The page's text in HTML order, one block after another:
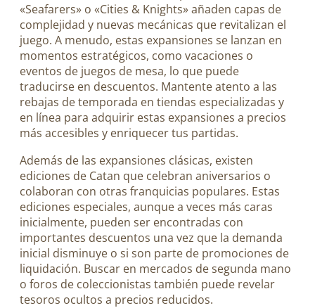
«Seafarers» o «Cities & Knights» añaden capas de
complejidad y nuevas mecánicas que revitalizan el
juego. A menudo, estas expansiones se lanzan en
momentos estratégicos, como vacaciones o
eventos de juegos de mesa, lo que puede
traducirse en descuentos. Mantente atento a las
rebajas de temporada en tiendas especializadas y
en línea para adquirir estas expansiones a precios
más accesibles y enriquecer tus partidas.
Además de las expansiones clásicas, existen
ediciones de Catan que celebran aniversarios o
colaboran con otras franquicias populares. Estas
ediciones especiales, aunque a veces más caras
inicialmente, pueden ser encontradas con
importantes descuentos una vez que la demanda
inicial disminuye o si son parte de promociones de
liquidación. Buscar en mercados de segunda mano
o foros de coleccionistas también puede revelar
tesoros ocultos a precios reducidos.